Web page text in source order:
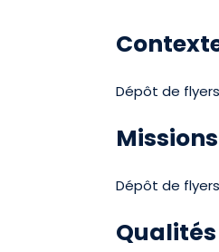
Dépôt de
Missions
Dépôt de
Qualités